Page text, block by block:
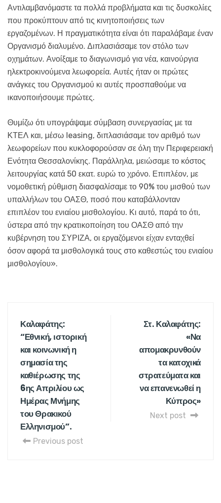
Αντιλαμβανόμαστε τα πολλά προβλήματα και τις δυσκολίες
που προκύπτουν από τις κινητοποιήσεις των
εργαζομένων. Η πραγματικότητα είναι ότι παραλάβαμε έναν
Οργανισμό διαλυμένο. Διπλασιάσαμε τον στόλο των
οχημάτων. Ανοίξαμε το διαγωνισμό για νέα, καινούργια
ηλεκτροκινούμενα λεωφορεία. Αυτές ήταν οι πρώτες
ανάγκες του Οργανισμού κι αυτές προσπαθούμε να
ικανοποιήσουμε πρώτες.
Θυμίζω ότι υπογράψαμε σύμβαση συνεργασίας με τα
ΚΤΕΛ και, μέσω leasing, διπλασιάσαμε τον αριθμό των
λεωφορείων που κυκλοφορούσαν σε όλη την Περιφερειακή
Ενότητα Θεσσαλονίκης. Παράλληλα, μειώσαμε το κόστος
λειτουργίας κατά 50 εκατ. ευρώ το χρόνο. Επιπλέον, με
νομοθετική ρύθμιση διασφαλίσαμε το 90% του μισθού των
υπαλλήλων του ΟΑΣΘ, ποσό που καταβάλλονταν
επιπλέον του ενιαίου μισθολογίου. Κι αυτό, παρά το ότι,
ύστερα από την κρατικοποίηση του ΟΑΣΘ από την
κυβέρνηση του ΣΥΡΙΖΑ, οι εργαζόμενοι είχαν ενταχθεί
όσον αφορά τα μισθολογικά τους στο καθεστώς του ενιαίου
μισθολογίου».
Καλαφάτης:
“Εθνική, ιστορική
και κοινωνική η
σημασία της
καθιέρωσης της
6ης Απριλίου ως
Ημέρας Μνήμης
του Θρακικού
Ελληνισμού”.
Previous post
Στ. Καλαφάτης:
«Να
απομακρυνθούν
τα κατοχικά
στρατεύματα και
να επανενωθεί η
Κύπρος»
Next post